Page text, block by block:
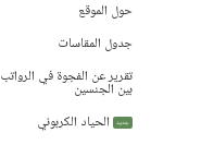
حول الموقع
جدول المقاسات
تقرير عن الفجوة في الرواتب
بين الجنسين
جديد
الحياد الكربوني